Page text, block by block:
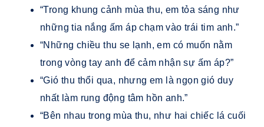
“Trong khung cảnh mùa thu, em tỏa sáng như
những tia nắng ấm áp chạm vào trái tim anh.”
“Những chiều thu se lạnh, em có muốn nằm
trong vòng tay anh để cảm nhận sự ấm áp?”
“Gió thu thổi qua, nhưng em là ngọn gió duy
nhất làm rung động tâm hồn anh.”
“Bên nhau trong mùa thu, như hai chiếc lá cuối